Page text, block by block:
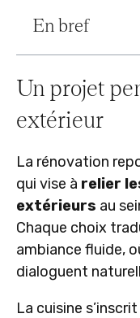
En bref
Un projet
extérieur
La rénovation
qui vise à relier
extérieurs au
Chaque choix
ambiance fluide,
dialoguent
La cuisine